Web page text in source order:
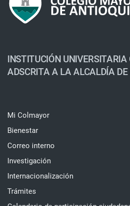
INSTITUCIÓN
ADSCRITA A LA ALCALDÍA
Mi Colmayor
Bienestar
Correo interno
Investigación
Internacionalización
Trámites